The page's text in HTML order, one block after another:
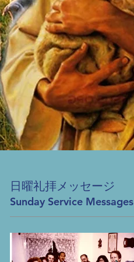
日曜礼拝メッセージ
Sunday Service Messages